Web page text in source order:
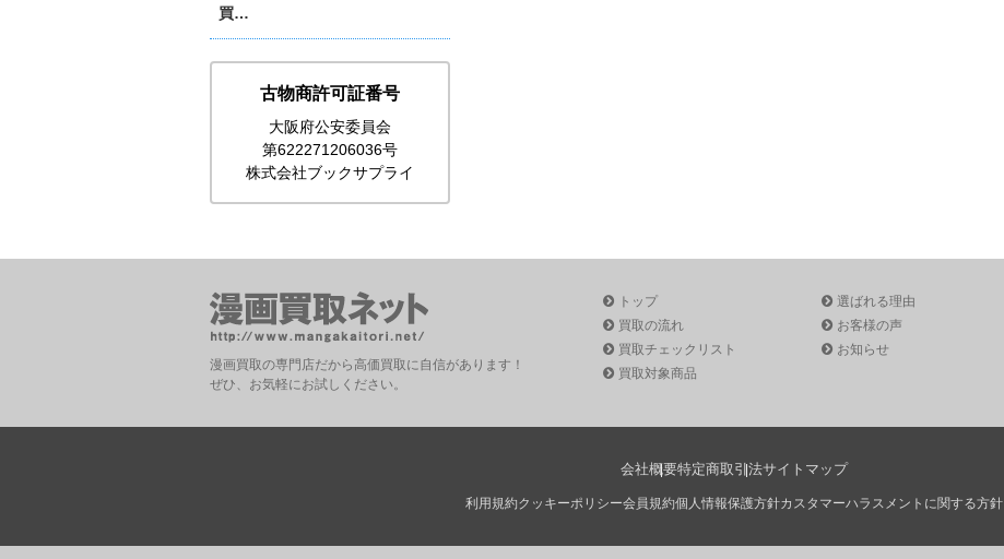
買…
古物商許可証番号
大阪府公安委員会
第622271206036号
株式会社ブックサプライ
漫画買取の専門店だから高価買取に自信があります！
ぜひ、お気軽にお試しください。
トップ
買取の流れ
買取チェックリスト
買取対象商品
選ばれる理由
お客様の声
お知らせ
会社概要特定商取引法サイトマップ
利用規約クッキーポリシー会員規約個人情報保護方針カスタマーハラスメントに関する方針